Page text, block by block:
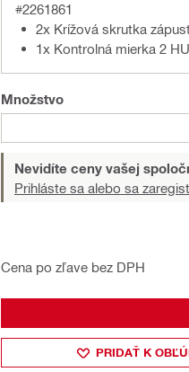
#2261861
2x Krížová skrutka
1x Kontrolná mierka 2
Množstvo
Nevidíte ceny vašej
Prihláste sa alebo sa
Cena po zľave bez DPH
PRIDAŤ K